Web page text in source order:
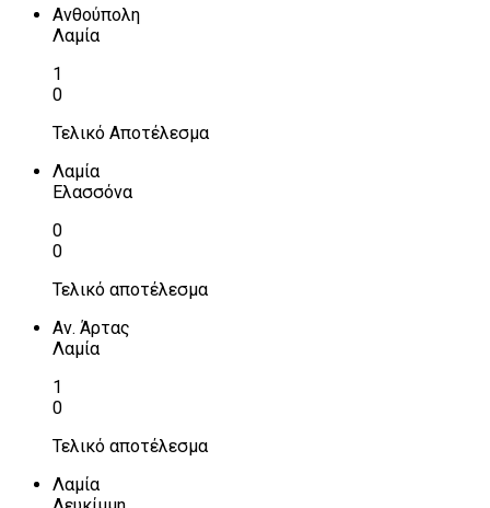
Ανθούπολη
Λαμία
1
0
Τελικό Αποτέλεσμα
Λαμία
Ελασσόνα
0
0
Τελικό αποτέλεσμα
Αν. Άρτας
Λαμία
1
0
Τελικό αποτέλεσμα
Λαμία